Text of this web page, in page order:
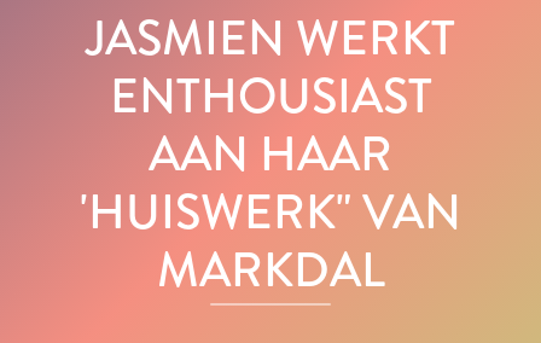
JASMIEN WERKT
ENTHOUSIAST
AAN HAAR
'HUISWERK" VAN
MARKDAL